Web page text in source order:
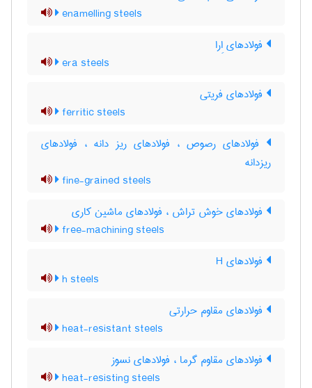
enamelling steels
فولادهای اِرا
era steels
فولادهای فریتی
ferritic steels
فولادهای رصوص ، فولادهای ریز دانه ، فولادهای
ریزدانه
fine-grained steels
فولادهای خوش تراش ، فولادهای ماشین کاری
free-machining steels
فولادهای H
h steels
فولادهای مقاوم حرارتی
heat-resistant steels
فولادهای مقاوم گرما ، فولادهای نسوز
heat-resisting steels